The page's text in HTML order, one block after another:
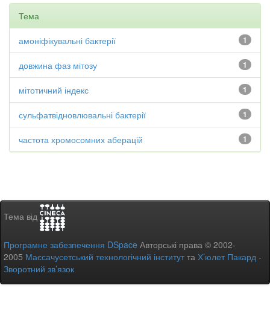
Тема
1
амоніфікувальні бактерії
1
довжина фаз мітозу
1
мітотичний індекс
1
сульфатвідновлювальні бактерії
1
частота хромосомних аберацій
Тема від
Програмне забезпечення DSpace Авторські права © 2002-
2005 Массачусетський технологічний інститутта Х’юлет Пакард -
Зворотний зв’язок